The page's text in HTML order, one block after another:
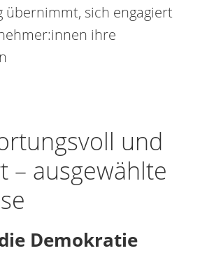
übernimmt, sich engagiert
ihre
und
– ausgewählte
Demokratie